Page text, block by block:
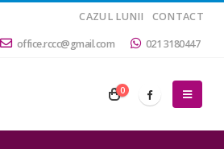
CAZUL LUNII
CONTACT
office.rccc@gmail.com
021 3180447
0